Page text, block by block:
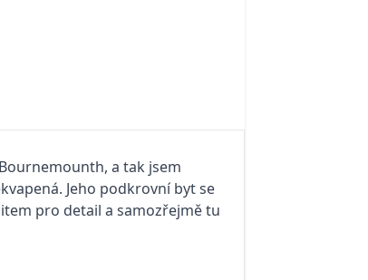
a tak jsem
Jeho podkrovní byt se
pro detail a samozřejmě tu